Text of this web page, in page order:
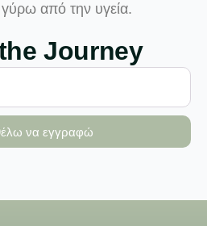
από την υγεία.
Journey
να εγγραφώ